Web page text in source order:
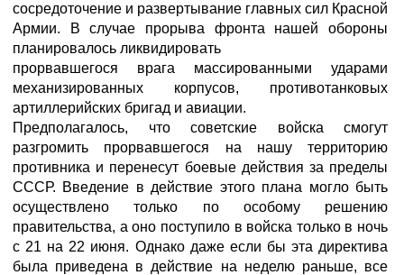
сосредоточение и развертывание главных сил Красной
Армии. В случае прорыва фронта нашей обороны
планировалось ликвидировать
прорвавшегося врага массированными ударами
механизированных корпусов, противотанковых
артиллерийских бригад и авиации.
Предполагалось, что советские войска смогут
разгромить прорвавшегося на нашу территорию
противника и перенесут боевые действия за пределы
СССР. Введение в действие этого плана могло быть
осуществлено только по особому решению
правительства, а оно поступило в войска только в ночь
с 21 на 22 июня. Однако даже если бы эта директива
была приведена в действие на неделю раньше, все